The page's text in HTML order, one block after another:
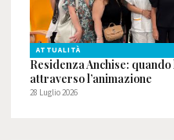
ATTUALITÀ
Residenza Anchise:
attraverso l’animazione
28 Luglio 2026